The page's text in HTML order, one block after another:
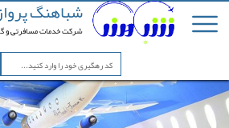
شباهنگ
شرکت خدمات مسافرتی و